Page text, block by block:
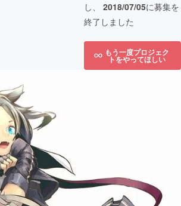
し、 2018/07/05に募集を
終了しました
もう一度プロジェク
トをやってほしい